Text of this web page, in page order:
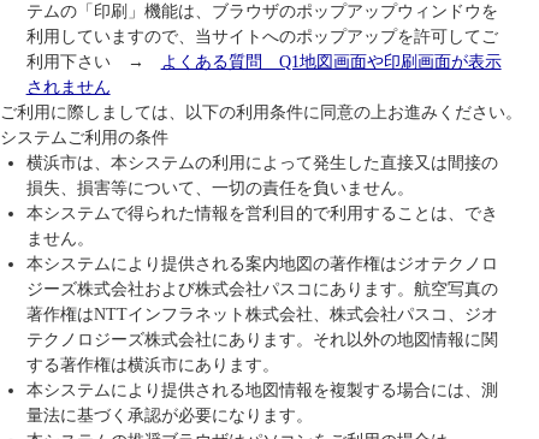
テムの「印刷」機能は、ブラウザのポップアップウィンドウを
利用していますので、当サイトへのポップアップを許可してご
利用下さい → よくある質問 Q1地図画面や印刷画面が表示
されません
ご利用に際しましては、以下の利用条件に同意の上お進みください。
システムご利用の条件
横浜市は、本システムの利用によって発生した直接又は間接の
損失、損害等について、一切の責任を負いません。
本システムで得られた情報を営利目的で利用することは、でき
ません。
本システムにより提供される案内地図の著作権はジオテクノロ
ジーズ株式会社および株式会社パスコにあります。航空写真の
著作権はNTTインフラネット株式会社、株式会社パスコ、ジオ
テクノロジーズ株式会社にあります。それ以外の地図情報に関
する著作権は横浜市にあります。
本システムにより提供される地図情報を複製する場合には、測
量法に基づく承認が必要になります。